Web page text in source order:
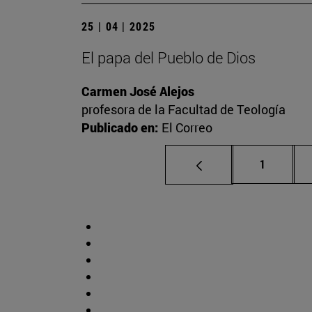
25 | 04 | 2025
El papa del Pueblo de Dios
Carmen José Alejos
profesora de la Facultad de Teología
Publicado en: El Correo
Página
1